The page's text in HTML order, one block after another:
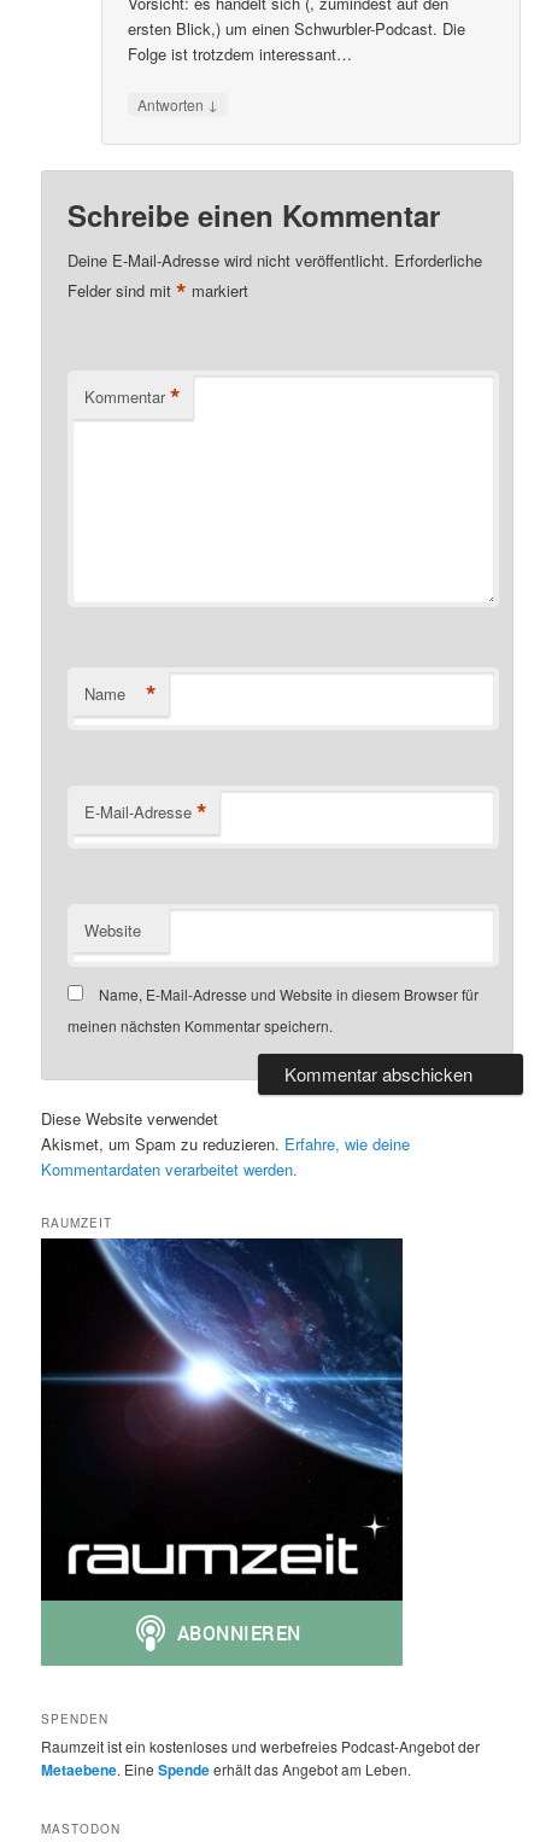
ersten Blick,) um einen Schwurbler-Podcast. Die
Folge ist trotzdem interessant…
Antworten ↓
Schreibe einen Kommentar
Deine E-Mail-Adresse wird nicht veröffentlicht. Erforderliche
Felder sind mit* markiert
Kommentar *
Name *
E-Mail-Adresse *
Website
Name, E-Mail-Adresse und Website in diesem Browser für
meinen nächsten Kommentar speichern.
Diese Website verwendet
Akismet, um Spam zu reduzieren. Erfahre, wie deine
Kommentardaten verarbeitet werden.
RAUMZEIT
SPENDEN
Raumzeit ist ein kostenloses und werbefreies Podcast-Angebot der
Metaebene. EineSpendeerhält das Angebot am Leben.
MASTODON